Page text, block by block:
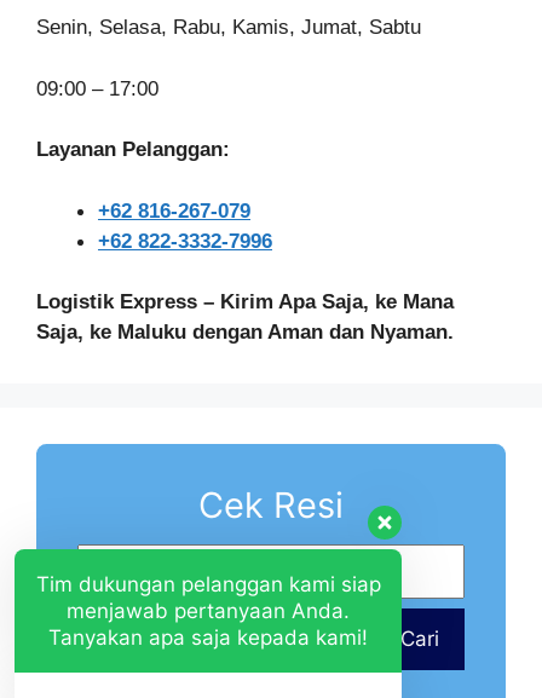
Senin, Selasa, Rabu, Kamis, Jumat, Sabtu
09:00 – 17:00
Layanan Pelanggan:
+62 816-267-079
+62 822-3332-7996
Logistik Express – Kirim Apa Saja, ke Mana
Saja, ke Maluku dengan Aman dan Nyaman.
Cek Resi
Cari
Tim dukungan pelanggan kami siap
menjawab pertanyaan Anda.
Tanyakan apa saja kepada kami!